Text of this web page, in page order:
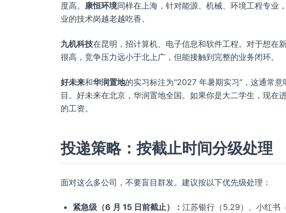
度高。 康恒环境同样在上海，针对能源、机械、环境工程专业
业的技术岗越老越吃香。
九机科技在昆明，招计算机、电子信息和软件工程。对于想在
很高，竞争压力远小于北上广，但能接触到完整的业务闭环。
好未来和华润置地的实习标注为"2027 年暑期实习”，这通常
目。好未来在北京，华润置地全国。如果你是大二学生，现在
的工资。
投递策略：按截止时间分级处理
面对这么多公司，不要盲目群发。建议按以下优先级处理：
紧急级（6 月 15 日前截止）： 江苏银行（5.29）、小红书